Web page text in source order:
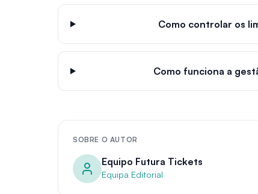
Como controlar os
Como funciona a
SOBRE O AUTOR
Equipo Futura Tickets
Equipa Editorial